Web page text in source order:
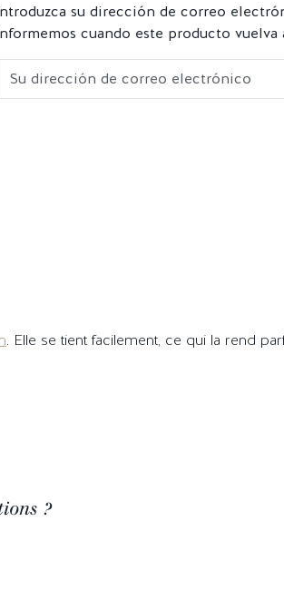
su dirección de correo
cuando este producto vuelva
. Elle se tient facilement, ce qui la rend
?